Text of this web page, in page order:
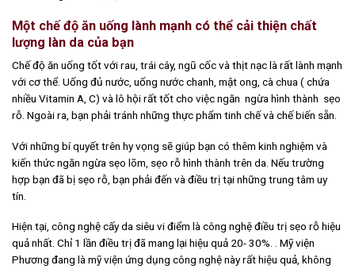
Một chế độ ăn uống lành mạnh có thể cải thiện chất
lượng làn da của bạn
Chế độ ăn uống tốt với rau, trái cây, ngũ cốc và thịt nạc là rất lành mạnh
với cơ thể. Uống đủ nước, uống nước chanh, mật ong, cà chua ( chứa
nhiều Vitamin A, C) và lô hội rất tốt cho việc ngăn ngừa hình thành sẹo
rỗ. Ngoài ra, bạn phải tránh những thực phẩm tinh chế và chế biến sẵn.
Với những bí quyết trên hy vọng sẽ giúp bạn có thêm kinh nghiệm và
kiến thức ngăn ngừa sẹo lõm, sẹo rỗ hình thành trên da. Nếu trường
hợp bạn đã bị sẹo rỗ, bạn phải đến và điều trị tại những trung tâm uy
tín.
Hiện tại, công nghệ cấy da siêu vi điểm là công nghệ điều trị sẹo rỗ hiệu
quả nhất. Chỉ 1 lần điều trị đã mang lại hiệu quả 20- 30%. . Mỹ viện
Phương đang là mỹ viện ứng dụng công nghệ này rất hiệu quả, không